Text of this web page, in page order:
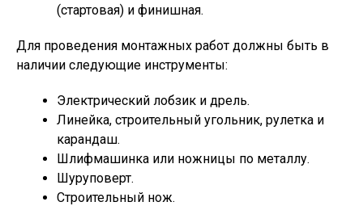
(стартовая) и финишная.
Для проведения монтажных работ должны быть в
наличии следующие инструменты:
Электрический лобзик и дрель.
Линейка, строительный угольник, рулетка и
карандаш.
Шлифмашинка или ножницы по металлу.
Шуруповерт.
Строительный нож.